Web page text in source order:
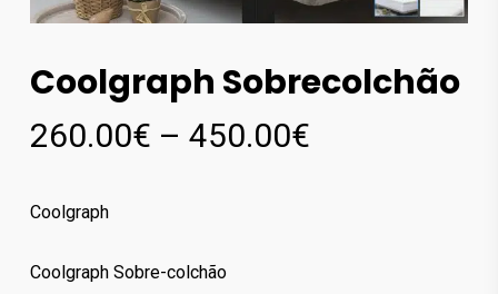
Coolgraph Sobrecolchão
260.00€ – 450.00€Price
Coolgraph
Coolgraph Sobre-colchão